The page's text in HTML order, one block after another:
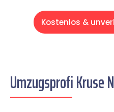
Kostenlos &
Umzugsprofi Kruse